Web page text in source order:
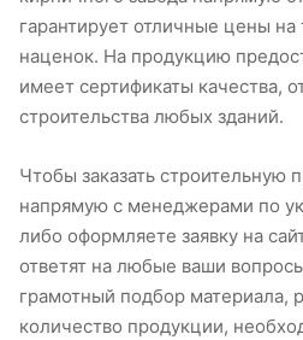
гарантирует отличные цены на
наценок. На продукцию
имеет сертификаты качества,
строительства любых зданий.
Чтобы заказать строительную
напрямую с менеджерами по
либо оформляете заявку на
ответят на любые ваши
грамотный подбор материала,
количество продукции,